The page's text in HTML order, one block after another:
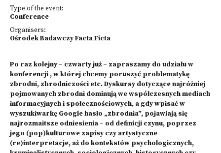
Type of the event:
Conference
Organisers:
Ośrodek Badawczy Facta Ficta
Po raz kolejny – czwarty już – zapraszamy do udziału w
konferencji , w której chcemy poruszyć problematykę
zbrodni, zbrodniczości etc. Dyskursy dotyczące najróżniej
pojmowanych zbrodni dominują we współczesnych mediach
informacyjnych i społecznościowych, a gdy wpisać w
wyszukiwarkę Google hasło „zbrodnia”, pojawiają się
najrozmaitsze odniesienia – od definicji czynu, poprzez
jego (pop)kulturowe zapisy czy artystyczne
(re)interpretacje, aż do kontekstów psychologicznych,